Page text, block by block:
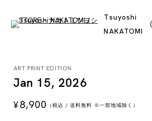
Tsuyoshi
NAKATOMI
ART PRINT EDITION
Jan 15, 2026
¥8,900 （税込 / 送料無料 ※一部地域除く）